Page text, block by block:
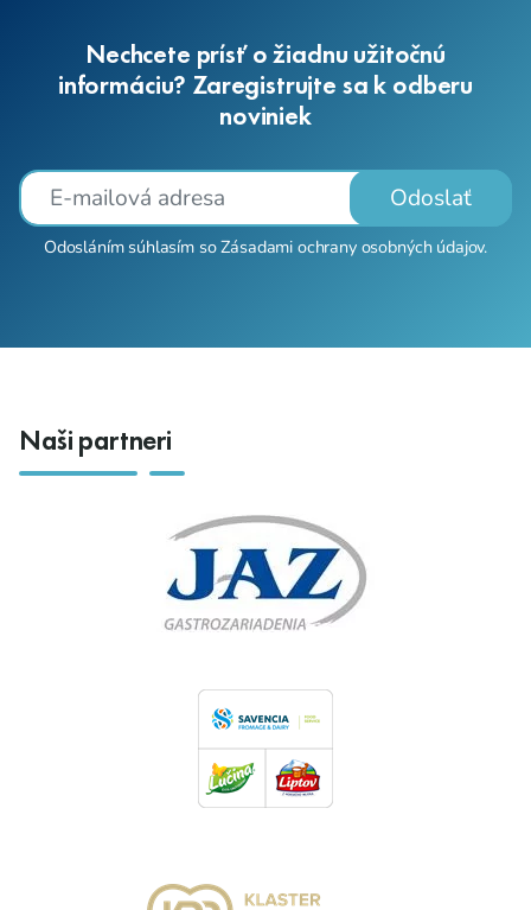
Nechcete prísť o žiadnu užitočnú
informáciu? Zaregistrujte sa k odberu
noviniek
Odoslať
Odosláním súhlasím soZásadami ochrany osobných údajov.
Naši partneri